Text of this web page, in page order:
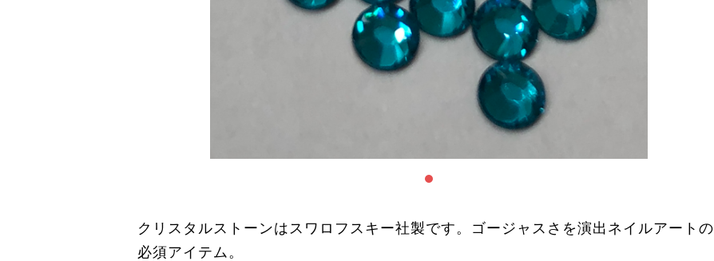
クリスタルストーンはスワロフスキー社製です。ゴージャスさを演出ネイルアートの
必須アイテム。